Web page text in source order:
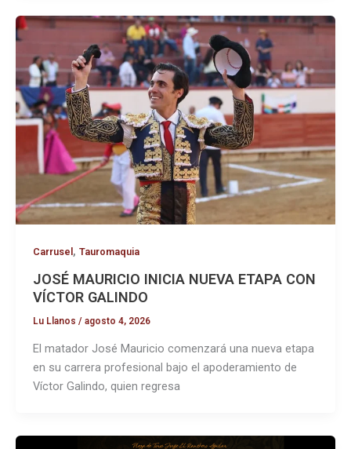
Carrusel , Tauromaquia
JOSÉ MAURICIO INICIA NUEVA ETAPA CON
VÍCTOR GALINDO
Lu Llanos / agosto 4, 2026
El matador José Mauricio comenzará una nueva etapa
en su carrera profesional bajo el apoderamiento de
Víctor Galindo, quien regresa